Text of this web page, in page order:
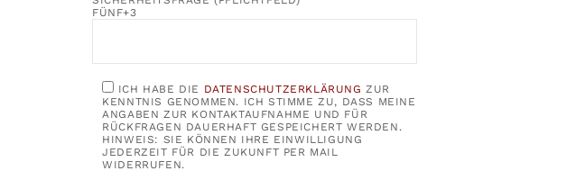
FÜNF+3
ICH HABE DIE DATENSCHUTZERKLÄRUNG ZUR
KENNTNIS GENOMMEN. ICH STIMME ZU, DASS MEINE
ANGABEN ZUR KONTAKTAUFNAHME UND FÜR
RÜCKFRAGEN DAUERHAFT GESPEICHERT WERDEN.
HINWEIS: SIE KÖNNEN IHRE EINWILLIGUNG
JEDERZEIT FÜR DIE ZUKUNFT PER MAIL
WIDERRUFEN.